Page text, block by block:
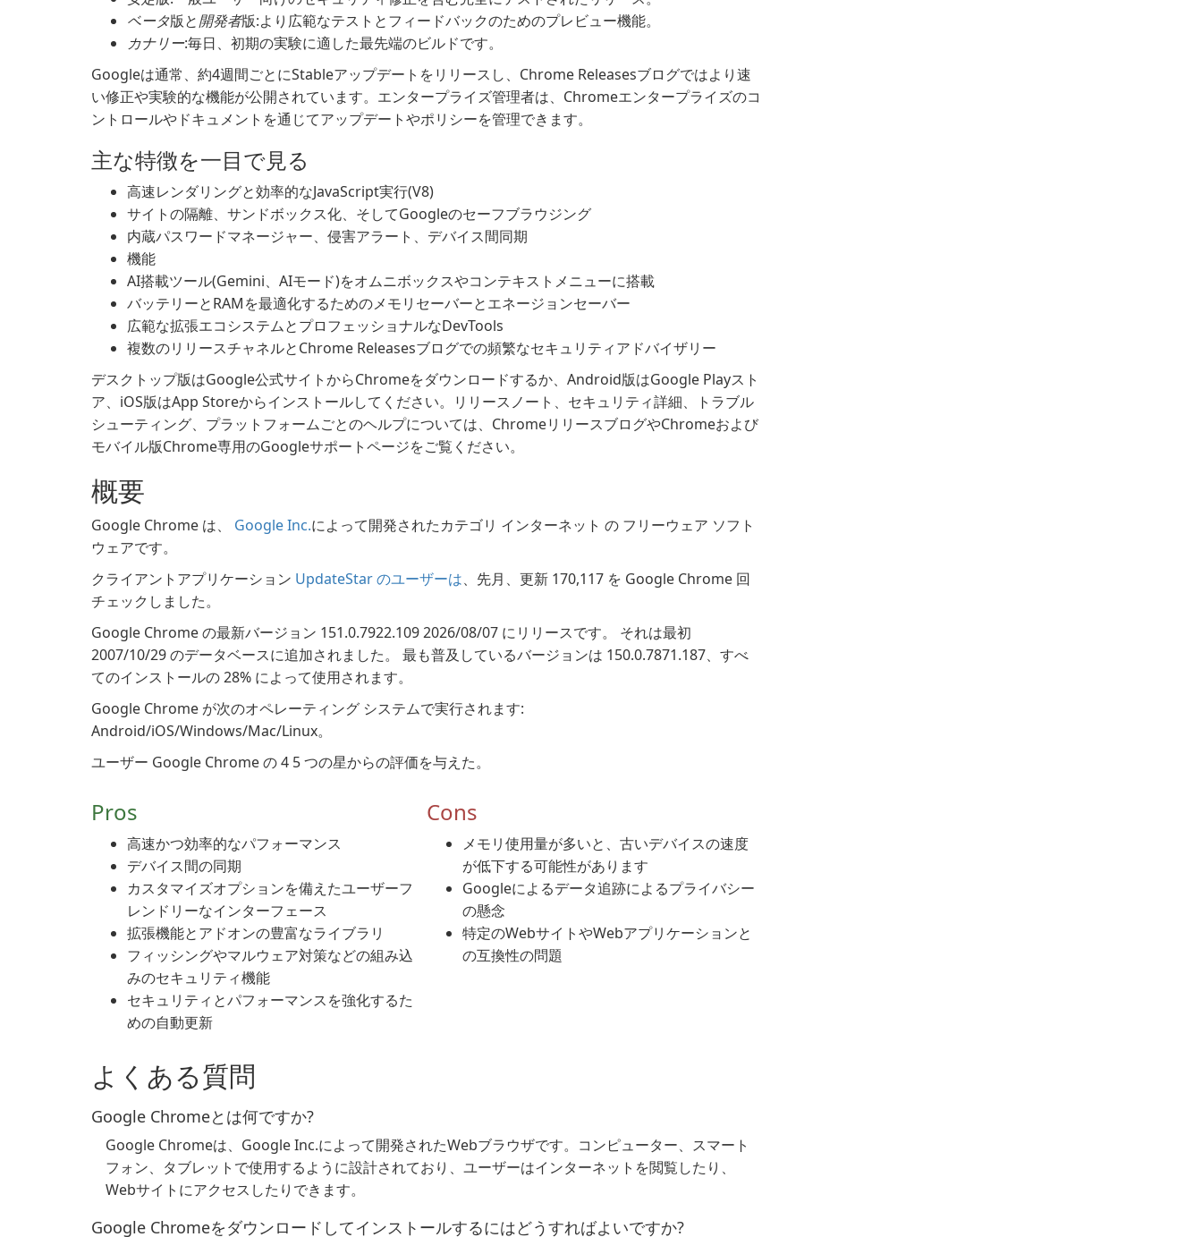
ベータ版と開発者版:より広範なテストとフィードバックのためのプレビュー機能。
カナリー:毎日、初期の実験に適した最先端のビルドです。
Googleは通常、約4週間ごとにStableアップデートをリリースし、Chrome Releasesブログではより速
い修正や実験的な機能が公開されています。エンタープライズ管理者は、Chromeエンタープライズのコ
ントロールやドキュメントを通じてアップデートやポリシーを管理できます。
主な特徴を一目で見る
高速レンダリングと効率的なJavaScript実行(V8)
サイトの隔離、サンドボックス化、そしてGoogleのセーフブラウジング
内蔵パスワードマネージャー、侵害アラート、デバイス間同期
機能
AI搭載ツール(Gemini、AIモード)をオムニボックスやコンテキストメニューに搭載
バッテリーとRAMを最適化するためのメモリセーバーとエネージョンセーバー
広範な拡張エコシステムとプロフェッショナルなDevTools
複数のリリースチャネルとChrome Releasesブログでの頻繁なセキュリティアドバイザリー
デスクトップ版はGoogle公式サイトからChromeをダウンロードするか、Android版はGoogle Playスト
ア、iOS版はApp Storeからインストールしてください。リリースノート、セキュリティ詳細、トラブル
シューティング、プラットフォームごとのヘルプについては、ChromeリリースブログやChromeおよび
モバイル版Chrome専用のGoogleサポートページをご覧ください。
概要
Google Chrome は、 Google Inc.によって開発されたカテゴリ インターネット の フリーウェア ソフト
ウェアです。
クライアントアプリケーション UpdateStar のユーザーは、先月、更新 170,117 を Google Chrome 回
チェックしました。
Google Chrome の最新バージョン 151.0.7922.109 2026/08/07 にリリースです。 それは最初
2007/10/29 のデータベースに追加されました。 最も普及しているバージョンは 150.0.7871.187、すべ
てのインストールの 28% によって使用されます。
Google Chrome が次のオペレーティング システムで実行されます:
Android/iOS/Windows/Mac/Linux。
ユーザー Google Chrome の 4 5 つの星からの評価を与えた。
Pros
高速かつ効率的なパフォーマンス
デバイス間の同期
カスタマイズオプションを備えたユーザーフ
レンドリーなインターフェース
拡張機能とアドオンの豊富なライブラリ
フィッシングやマルウェア対策などの組み込
みのセキュリティ機能
セキュリティとパフォーマンスを強化するた
めの自動更新
Cons
メモリ使用量が多いと、古いデバイスの速度
が低下する可能性があります
Googleによるデータ追跡によるプライバシー
の懸念
特定のWebサイトやWebアプリケーションと
の互換性の問題
よくある質問
Google Chromeとは何ですか?
Google Chromeは、Google Inc.によって開発されたWebブラウザです。コンピューター、スマート
フォン、タブレットで使用するように設計されており、ユーザーはインターネットを閲覧したり、
Webサイトにアクセスしたりできます。
Google Chromeをダウンロードしてインストールするにはどうすればよいですか?